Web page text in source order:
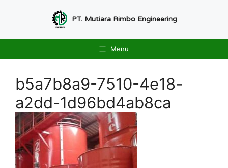
PT. Mutiara Rimbo Engineering
Menu
b5a7b8a9-7510-4e18-
a2dd-1d96bd4ab8ca